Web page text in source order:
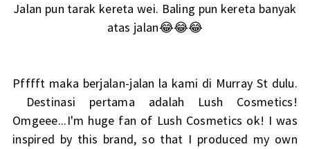
Jalan pun tarak kereta wei. Baling pun kereta banyak
atas jalan😂😂😂
Pfffft maka berjalan-jalan la kami di Murray St dulu.
Destinasi pertama adalah Lush Cosmetics!
Omgeee...I'm huge fan of Lush Cosmetics ok! I was
inspired by this brand, so that I produced my own